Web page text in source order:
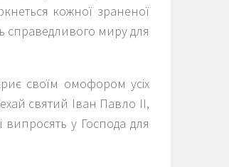
кожної зраненої
справедливого миру для
своїм омофором усіх
святий Іван Павло ІІ,
випросять у Господа для